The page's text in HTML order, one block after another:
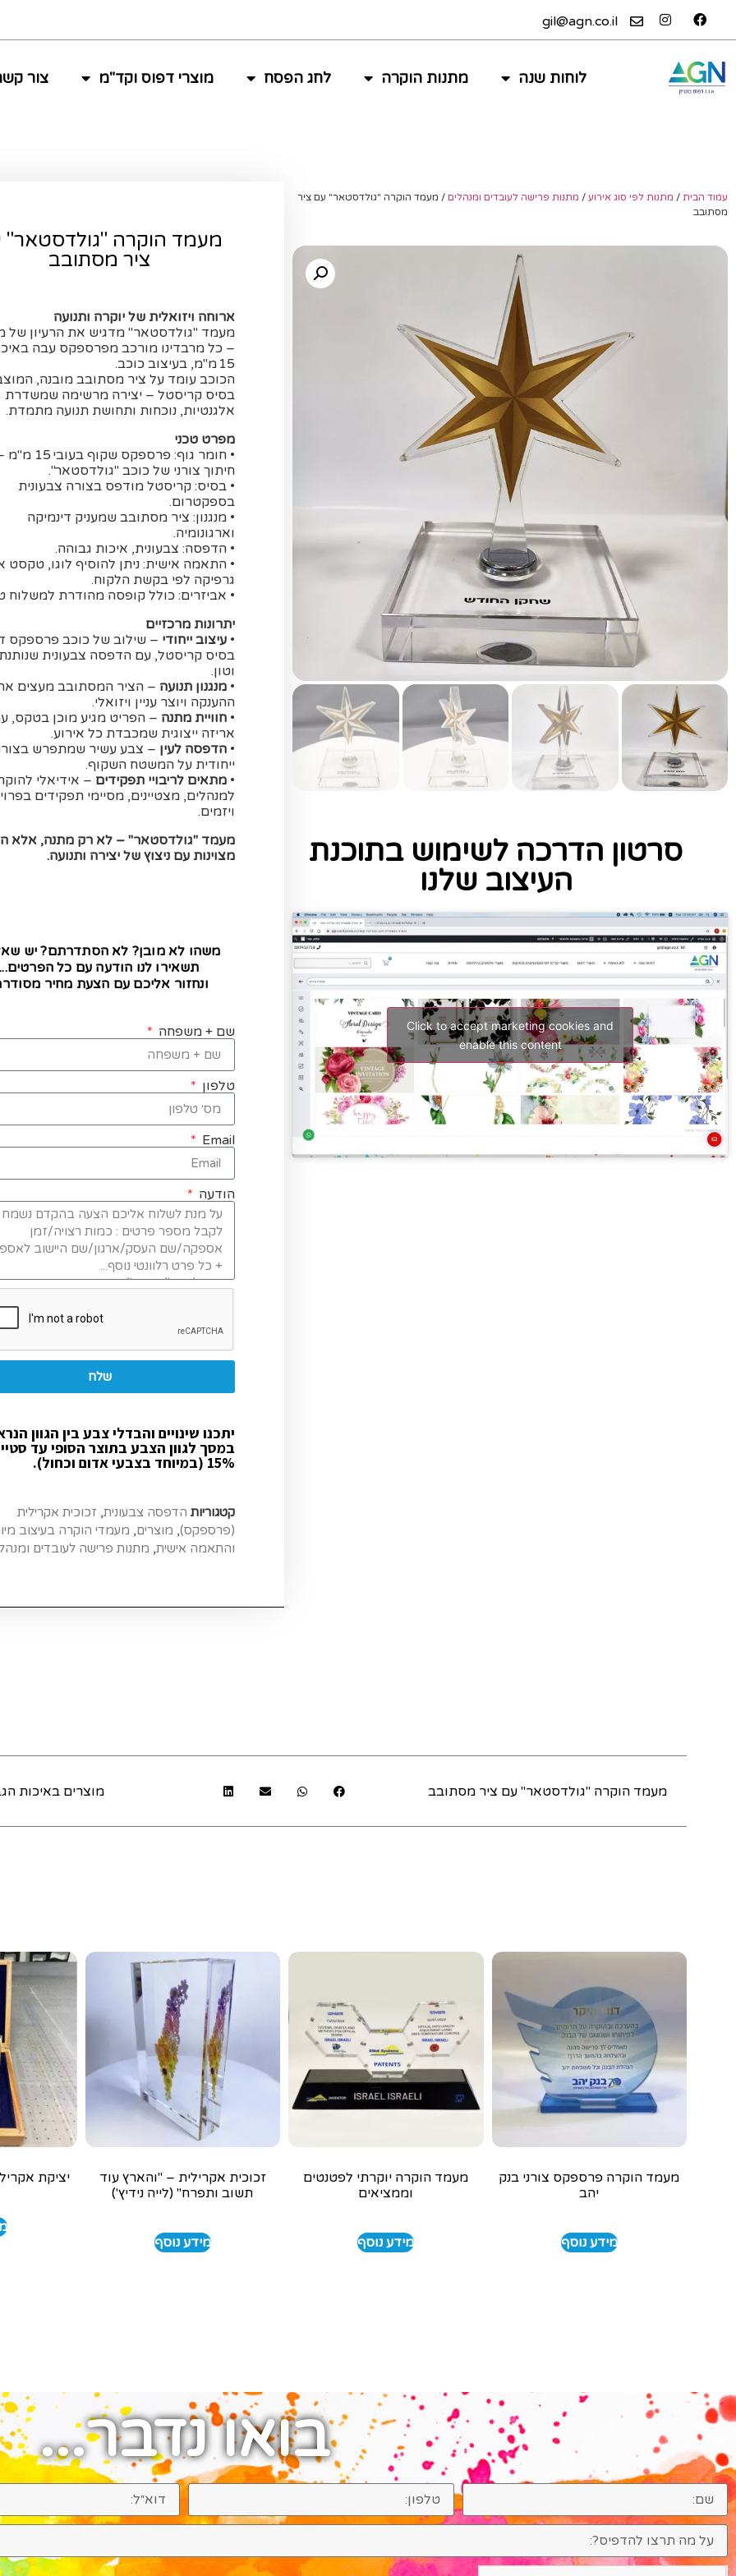
gil@agn.co.il
לוחות שנה מתנות הוקרה לחג הפסח מוצרי דפוס וקד"מ צור
עמוד הבית / מתנות לפי סוג אירוע / מתנות פרישה לעובדים ומנהלים / מעמד הוקרה "גולדסטאר" עם ציר
מסתובב
סרטון הדרכה לשימוש בתוכנת
העיצוב שלנו
Click to accept marketing cookies and
enable this content
מעמד הוקרה "גולדסטאר"
ציר מסתובב
ארוחה ויזואלית של יוקרה ותנועה
מעמד "גולדסטאר" מדגיש את הרעיון של
– כל מרבדינו מורכב מפרספקס עבה
15 מ"מ, בעיצוב כוכב.
הכוכב עומד על ציר מסתובב מובנה,
בסיס קריסטל – יצירה מרשימה שמשדרת
אלגנטיות, נוכחות ותחושת תנועה מתמדת.
מפרט טכני
• חומר גוף: פרספקס שקוף בעובי
חיתוך צורני של כוכב "גולדסטאר".
• בסיס: קריסטל מודפס בצורה צבעונית
בספקטרום.
• מנגנון: ציר מסתובב שמעניק דינמיקה
וארגונומיה.
• הדפסה: צבעונית, איכות גבוהה.
• התאמה אישית: ניתן להוסיף לוגו, טקסט
גרפיקה לפי בקשת הלקוח.
• אביזרים: כולל קופסה מהודרת למשלוח
יתרונות מרכזיים
• עיצוב ייחודי – שילוב של כוכב פרספקס
בסיס קריסטל, עם הדפסה צבעונית
וטון.
• מנגנון תנועה – הציר המסתובב מעצים את
ההענקה ויוצר עניין ויזואלי.
• חוויית מתנה – הפריט מגיע מוכן בטקס,
אריזה ייצוגית שמכבדת כל אירוע.
• הדפסה לעין – צבע עשיר שמתפרש
ייחודית על המשטח השקוף.
• מתאים לריבויי תפקידים – אידיאלי
למנהלים, מצטיינים, מסיימי תפקידים
ויזמים.
מעמד "גולדסטאר" – לא רק מתנה, אלא
מצוינות עם ניצוץ של יצירה ותנועה.
משהו לא מובן? לא הסתדרתם? יש
תשאירו לנו הודעה עם כל הפרטים...
ונחזור אליכם עם הצעת מחיר
שם + משפחה
טלפון
Email
הודעה
שלח
יתכנו שינויים והבדלי צבע בין הגוון
במסך לגוון הצבע בתוצר הסופי עד
15% (במיוחד בצבעי אדום וכחול).
קטגוריות הדפסה צבעונית, זכוכית אקרילית
(פרספקס), מוצרים, מעמדי הוקרה בעיצוב
והתאמה אישית, מתנות פרישה לעובדים
מעמד הוקרה "גולדסטאר" עם ציר מסתובב מוצרים באיכות
מעמד הוקרה פרספקס צורני בנק
יהב
מידע נוסף
מעמד הוקרה יוקרתי לפטנטים
וממציאים
מידע נוסף
זכוכית אקרילית – "והארץ עוד
תשוב ותפרח" (לייה נידיץ')
מידע נוסף
יציקת
בואו נדבר...